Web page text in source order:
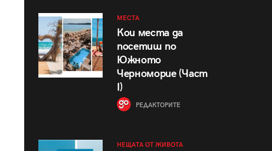
МЕСТА
Кои места да
посетиш по
Южното
Черноморие (Част
I)
РЕДАКТОРИТЕ
НЕЩАТА ОТ ЖИВОТА